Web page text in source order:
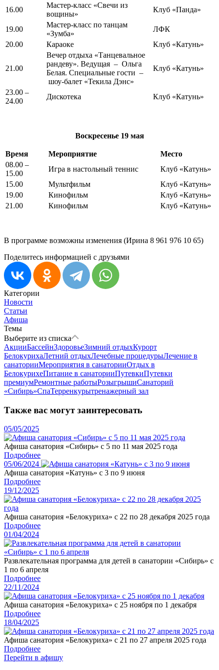
16.00
Мастер-класс «Свечи из
вощины»
Клуб «Панда»
19.00
Мастер-класс по танцам
«Зумба»
ЛФК
20.00
Караоке Клуб «Катунь»
21.00
Вечер отдыха «Танцевальное
рандеву». Ведущая – Ольга
Белая. Специальные гости –
шоу-балет «Текила Дэнс»
Клуб «Катунь»
23.00 –
24.00
Дискотека Клуб «Катунь»
Воскресенье 19 мая
Время Мероприятие
Место
08.00 –
15.00
Игра в настольный теннис
Клуб «Катунь»
15.00
Мультфильм
Клуб «Катунь»
19.00
Кинофильм
Клуб «Катунь»
21.00
Кинофильм Клуб «Катунь»
В программе возможны изменения (Ирина 8 961 976 10 65)
Поделитесь информацией с друзьями
Категории
Новости
Статьи
Афиша
Темы
Выберите из списка
АкцииБассейнЗдоровьеЗимний отдыхКурорт
БелокурихаЛетний отдыхЛечебные процедурыЛечение в
санаторииМероприятия в санаторииОтдых в
БелокурихеПитание в санаторииПутевкиПутевки
премиумРемонтные работыРозыгрышиСанаторий
«Сибирь»СпаТерренкурытренажерный зал
Также вас могут заинтересовать
05/05/2025
Афиша санатория «Cибирь» с 5 по 11 мая 2025 года
Подробнее
05/06/2024
Афиша санатория «Катунь» с 3 по 9 июня
Подробнее
19/12/2025
Афиша санатория «Белокуриха» с 22 по 28 декабря 2025 года
Подробнее
01/04/2024
Развлекательная программа для детей в санатории «Сибирь» с
1 по 6 апреля
Подробнее
22/11/2024
Афиша санатория «Белокуриха» с 25 ноября по 1 декабря
Подробнее
18/04/2025
Афиша санатория «Белокуриха» с 21 по 27 апреля 2025 года
Подробнее
Перейти в афишу